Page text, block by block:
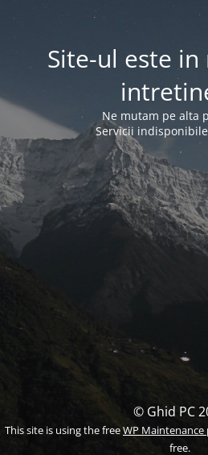
Site-ul este
Ne mutam pe alta
Servicii
© Ghid PC
This site is using the freeWP Maintenance
free.